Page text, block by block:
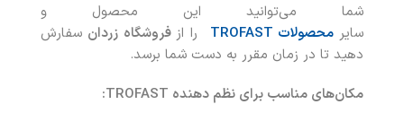
شما می‌توانید این محصول و
سایر محصولات TROFAST را از فروشگاه زردان سفارش
دهید تا در زمان مقرر به دست شما برسد.
مکان‌های مناسب برای نظم دهنده TROFAST: